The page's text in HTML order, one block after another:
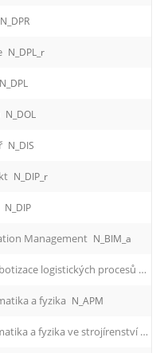
N_DPR
N_DPL_r
N_DPL
N_DOL
N_DIS
N_DIP_r
N_DIP
Management N_BIM_a
N_ARL Automatizace a robotizace logistických procesů
a fyzika N_APM
N_AMS Aplikovaná matematika a fyzika ve strojírenství